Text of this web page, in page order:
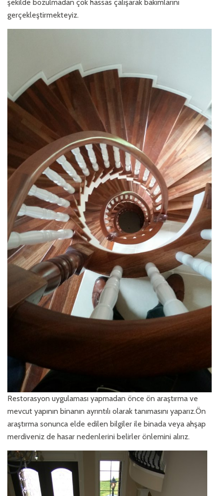
şekilde bozulmadan çok hassas çalışarak bakımlarını
gerçekleştirmekteyiz.
Restorasyon uygulaması yapmadan önce ön araştırma ve
mevcut yapının binanın ayrıntılı olarak tanımasını yaparız.Ön
araştırma sonunca elde edilen bilgiler ile binada veya ahşap
merdiveniz de hasar nedenlerini belirler önlemini alırız.